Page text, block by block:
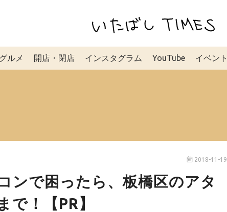
グルメ 開店・閉店 インスタグラム YouTube イベント
2018-11-19
ンで困ったら、板橋区のアタ
で！【PR】